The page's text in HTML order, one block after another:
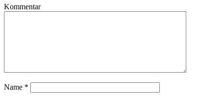
Kommentar
Name *